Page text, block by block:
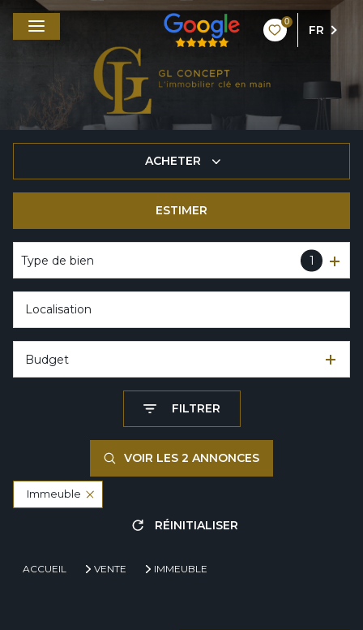
0
FR
ACHETER
ESTIMER
Type de bien 1
Budget
FILTRER
VOIR LES 2 ANNONCES
Immeuble
RÉINITIALISER
ACCUEIL VENTE IMMEUBLE